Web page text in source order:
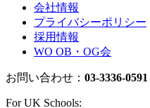
会社情報
プライバシーポリシー
採用情報
WO OB・OG会
お問い合わせ： 03-3336-0591
For UK Schools: